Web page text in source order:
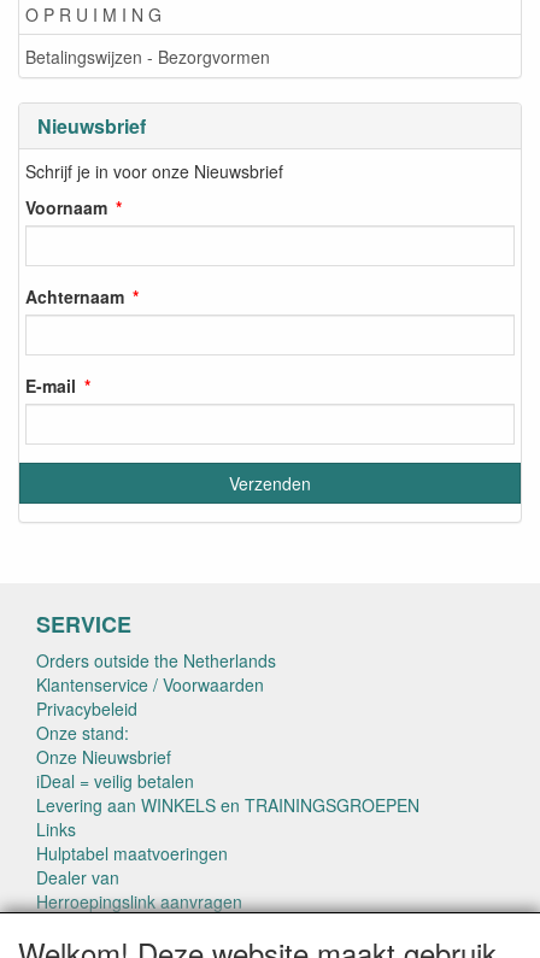
O P R U I M I N G
Betalingswijzen - Bezorgvormen
Nieuwsbrief
Schrijf je in voor onze Nieuwsbrief
Voornaam
Achternaam
E-mail
SERVICE
Orders outside the Netherlands
Klantenservice / Voorwaarden
Privacybeleid
Onze stand:
Onze Nieuwsbrief
iDeal = veilig betalen
Levering aan WINKELS en TRAININGSGROEPEN
Links
Hulptabel maatvoeringen
Dealer van
Herroepingslink aanvragen